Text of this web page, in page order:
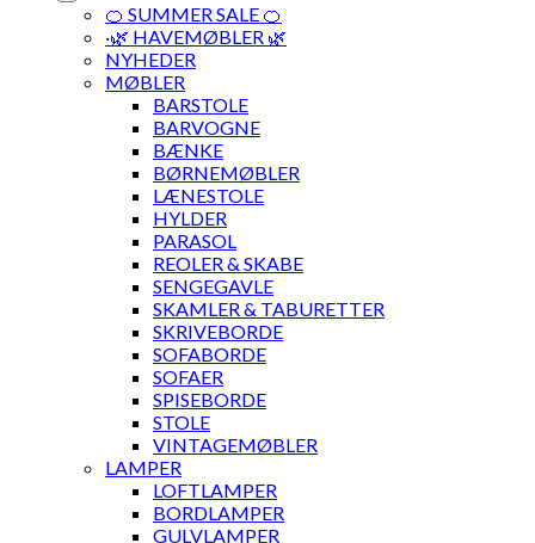
🍊 SUMMER SALE 🍊
·🌿 HAVEMØBLER 🌿
NYHEDER
MØBLER
BARSTOLE
BARVOGNE
BÆNKE
BØRNEMØBLER
LÆNESTOLE
HYLDER
PARASOL
REOLER & SKABE
SENGEGAVLE
SKAMLER & TABURETTER
SKRIVEBORDE
SOFABORDE
SOFAER
SPISEBORDE
STOLE
VINTAGEMØBLER
LAMPER
LOFTLAMPER
BORDLAMPER
GULVLAMPER